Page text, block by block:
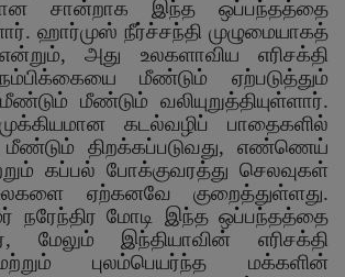
சான்றாக இந்த ஒப்பந்தத்தை
ஹார்முஸ் நீர்ச்சந்தி முழுமையாகத்
, அது உலகளாவிய எரிசக்தி
மீண்டும் ஏற்படுத்தும்
மீண்டும் வலியுறுத்தியுள்ளார்.
கடல்வழிப் பாதைகளில்
திறக்கப்படுவது, எண்ணெய்
கப்பல் போக்குவரத்து செலவுகள்
ஏற்கனவே குறைத்துள்ளது.
நரேந்திர மோடி இந்த ஒப்பந்தத்தை
, மேலும் இந்தியாவின் எரிசக்தி
மற்றும் புலம்பெயர்ந்த மக்களின்